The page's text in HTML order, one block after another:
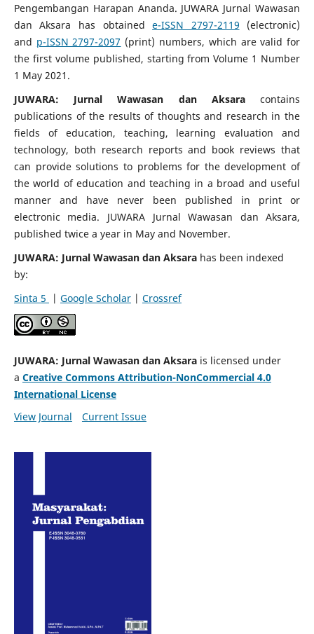
Pengembangan Harapan Ananda. JUWARA Jurnal Wawasan
dan Aksara has obtainede-ISSN 2797-2119 (electronic)
and p-ISSN 2797-2097 (print) numbers, which are valid for
the first volume published, starting from Volume 1 Number
1 May 2021.
JUWARA: Jurnal Wawasan dan Aksaracontains
publications of the results of thoughts and research in the
fields of education, teaching, learning evaluation and
technology, both research reports and book reviews that
can provide solutions to problems for the development of
the world of education and teaching in a broad and useful
manner and have never been published in print or
electronic media. JUWARA Jurnal Wawasan dan Aksara,
published twice a year in May and November.
JUWARA: Jurnal Wawasan dan Aksarahas been indexed
by:
Sinta 5
| Google Scholar| Crossref
JUWARA: Jurnal Wawasan dan Aksarais licensed under
a Creative Commons Attribution-NonCommercial 4.0
International License
View Journal
Current Issue